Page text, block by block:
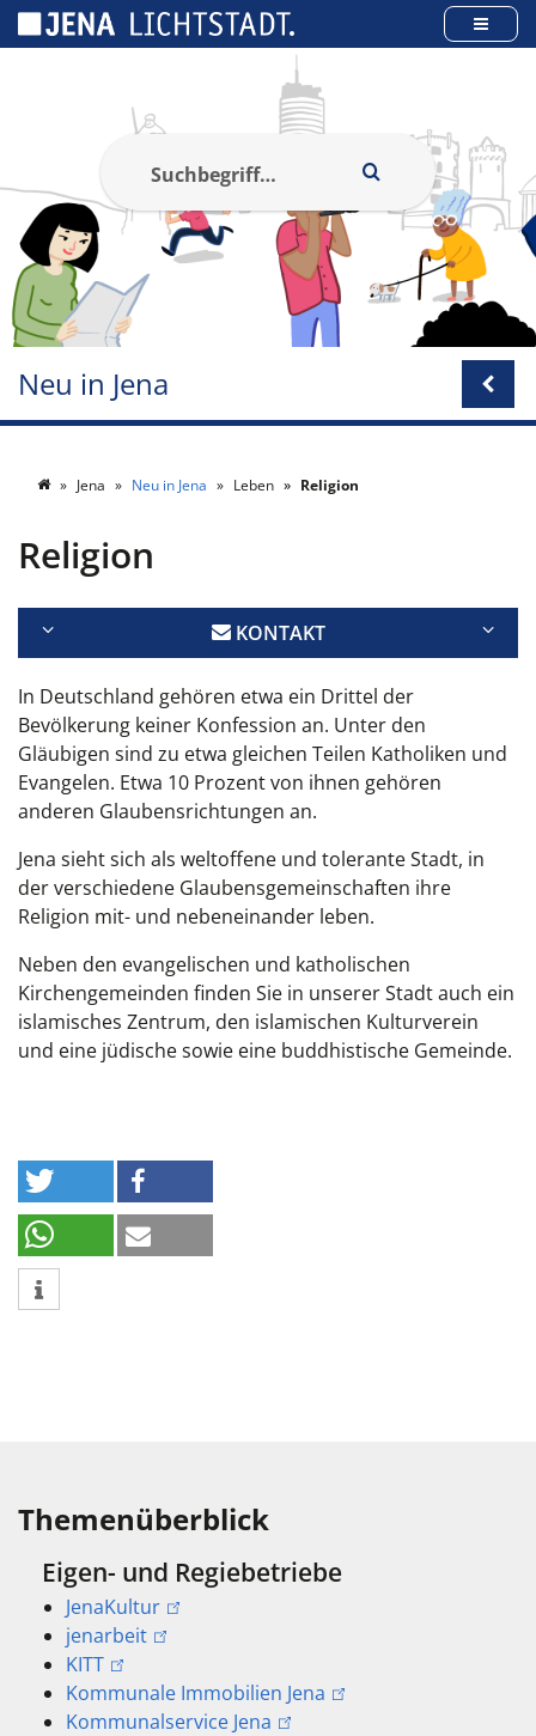
Neu in Jena
Jena Neu in Jena Leben Religion
Religion
KONTAKT
In Deutschland gehören etwa ein Drittel der
Bevölkerung keiner Konfession an. Unter den
Gläubigen sind zu etwa gleichen Teilen Katholiken und
Evangelen. Etwa 10 Prozent von ihnen gehören
anderen Glaubensrichtungen an.
Jena sieht sich als weltoffene und tolerante Stadt, in
der verschiedene Glaubensgemeinschaften ihre
Religion mit- und nebeneinander leben.
Neben den evangelischen und katholischen
Kirchengemeinden finden Sie in unserer Stadt auch ein
islamisches Zentrum, den islamischen Kulturverein
und eine jüdische sowie eine buddhistische Gemeinde.
Themenüberblick
Eigen- und Regiebetriebe
JenaKultur
jenarbeit
KITT
Kommunale Immobilien Jena
Kommunalservice Jena
Cookie-Einstellungen